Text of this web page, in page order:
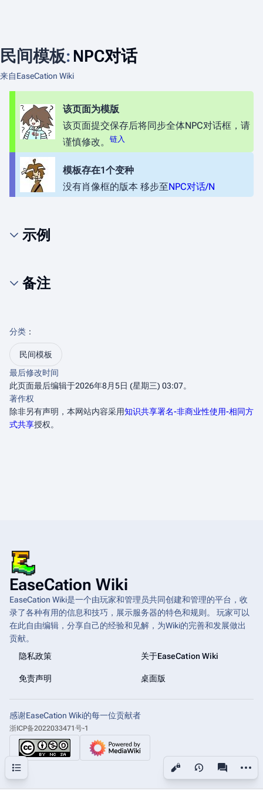
民间模板: NPC对话
来自EaseCation Wiki
查看 更多
该页面为模版
该页面提交保存后将同步全体NPC对话框，请
谨慎修改。
链入
模板存在1个变种
没有肖像框的版本 移步至NPC对话/N
示例
备注
目录
分类 ：​
民间模板
最后修改时间
此页面最后编辑于2026年8月5日 (星期三) 03:07。
著作权
除非另有声明，本网站内容采用知识共享署名-非商业性使用-相同方
式共享授权。
EaseCation Wiki
EaseCation Wiki是一个由玩家和管理员共同创建和管理的平台，收
录了各种有用的信息和技巧，展示服务器的特色和规则。 玩家可以
在此自由编辑，分享自己的经验和见解，为Wiki的完善和发展做出
贡献。
隐私政策
关于EaseCation Wiki
免责声明 桌面版
感谢EaseCation Wiki的每一位贡献者
浙ICP备2022033471号-1